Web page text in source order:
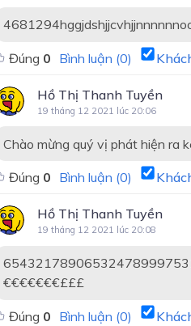
Đúng 0 Bình luận (0)
Hồ Thị Thanh Tuyền
19 tháng 12 2021 lúc 20:06
Chào mừng quý vị phát hiện ra
Đúng 0 Bình luận (0)
Hồ Thị Thanh Tuyền
19 tháng 12 2021 lúc 20:08
€€€€€€€£££
Đúng 0 Bình luận (0)